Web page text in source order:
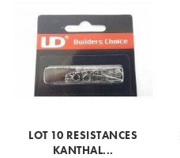
LOT 10 RESISTANCES
KANTHAL...